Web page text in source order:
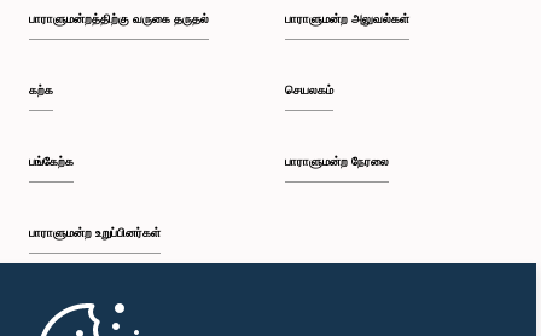
பாராளுமன்றத்திற்கு வருகை தருதல்
கற்க
பங்கேற்க
பாராளுமன்ற உறுப்பினர்கள்
முதற்பக்கம்
பாராளுமன்ற அலுவல்கள்
செயலகம்
பாராளுமன்ற நேரலை